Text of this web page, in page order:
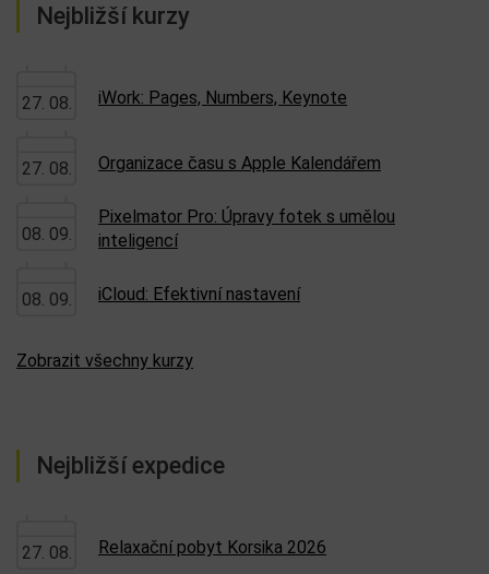
Nejbližší kurzy
27. 08. iWork: Pages, Numbers, Keynote
27. 08. Organizace času s Apple Kalendářem
08. 09.
Pixelmator Pro: Úpravy fotek s umělou
inteligencí
08. 09. iCloud: Efektivní nastavení
Zobrazit všechny kurzy
Nejbližší expedice
27. 08. Relaxační pobyt Korsika 2026